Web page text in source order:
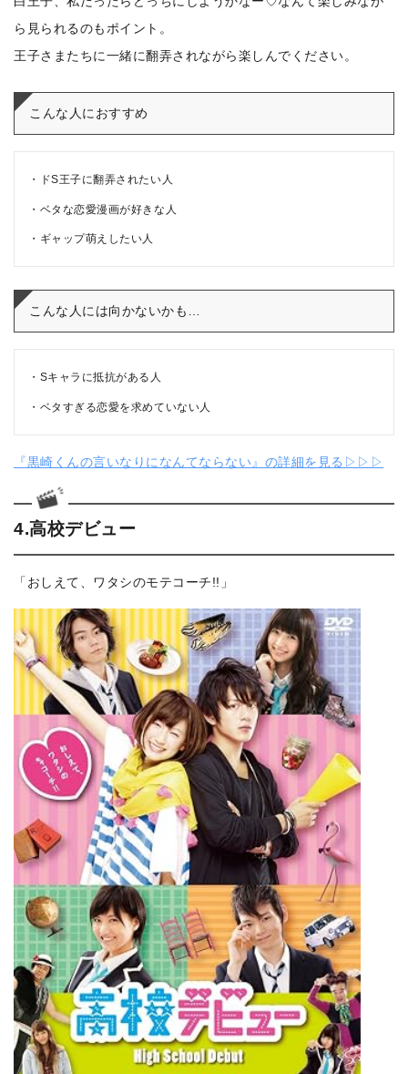
ら見られるのもポイント。
王子さまたちに一緒に翻弄されながら楽しんでください。
こんな人におすすめ
ドS王子に翻弄されたい人
ベタな恋愛漫画が好きな人
ギャップ萌えしたい人
こんな人には向かないかも…
Sキャラに抵抗がある人
ベタすぎる恋愛を求めていない人
『黒崎くんの言いなりになんてならない』の詳細を見る▷▷▷
4.高校デビュー
「おしえて、ワタシのモテコーチ!!」